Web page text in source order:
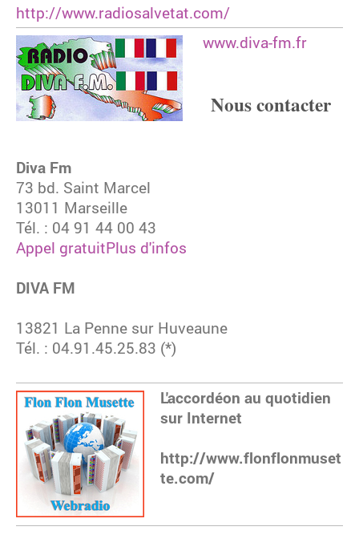
http://www.radiosalvetat.com/
www.diva-fm.fr
Nous contacter
Diva Fm
73 bd. Saint Marcel
13011 Marseille
Tél. : 04 91 44 00 43
Appel gratuitPlus d'infos
DIVA FM
13821 La Penne sur Huveaune
Tél. : 04.91.45.25.83 (*)
L'accordéon au quotidien
sur Internet
http://www.flonflonmuset
te.com/